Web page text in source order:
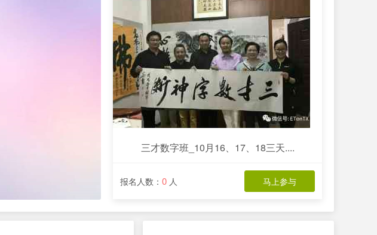
三才数字班_10月16、17、18三天....
报名人数： 0 人 马上参与